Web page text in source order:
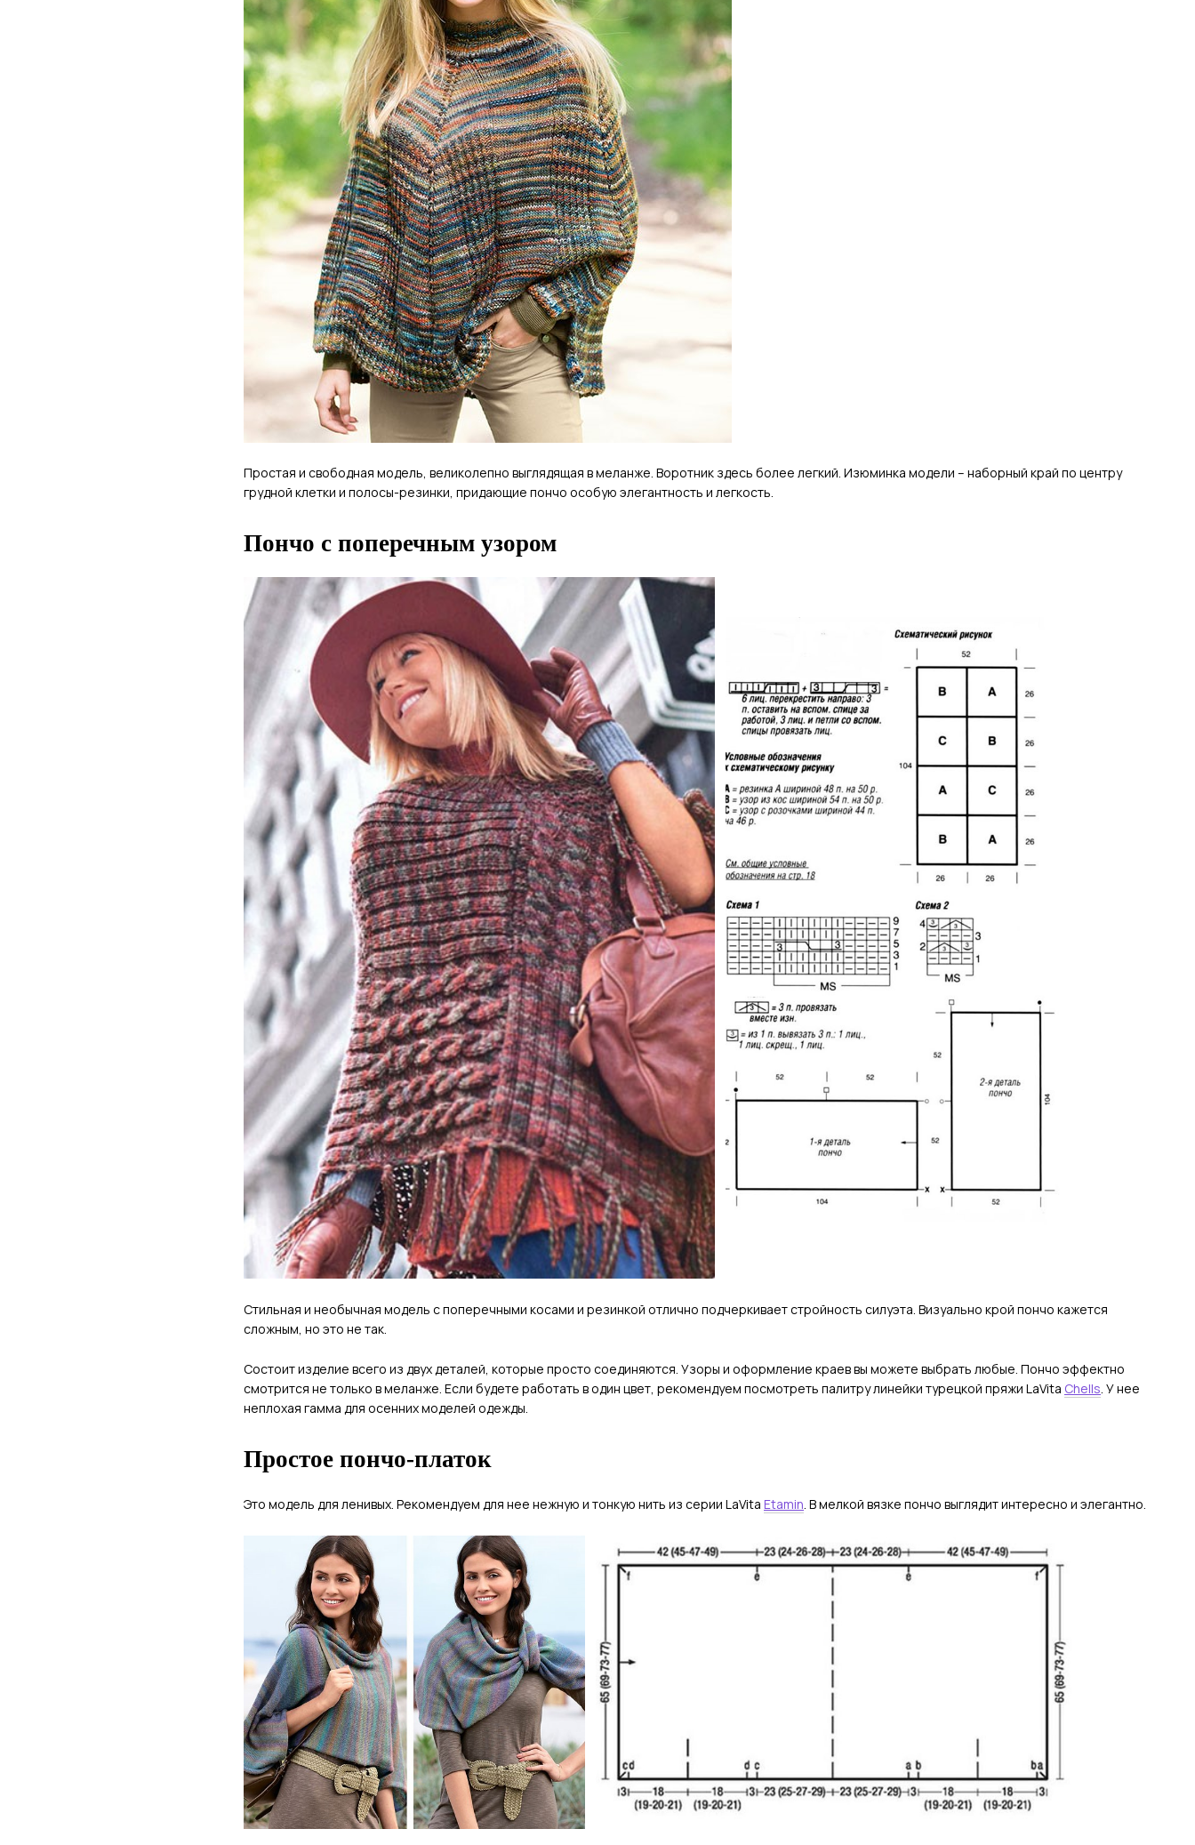
Простая и свободная модель, великолепно выглядящая в меланже. Воротник здесь более легкий. Изюминка модели – наборный край по центру
грудной клетки и полосы-резинки, придающие пончо особую элегантность и легкость.
Пончо с поперечным узором
Стильная и необычная модель с поперечными косами и резинкой отлично подчеркивает стройность силуэта. Визуально крой пончо кажется
сложным, но это не так.
Состоит изделие всего из двух деталей, которые просто соединяются. Узоры и оформление краев вы можете выбрать любые. Пончо эффектно
смотрится не только в меланже. Если будете работать в один цвет, рекомендуем посмотреть палитру линейки турецкой пряжи LaVita Chells. У нее
неплохая гамма для осенних моделей одежды.
Простое пончо-платок
Это модель для ленивых. Рекомендуем для нее нежную и тонкую нить из серии LaVita Etamin. В мелкой вязке пончо выглядит интересно и элегантно.